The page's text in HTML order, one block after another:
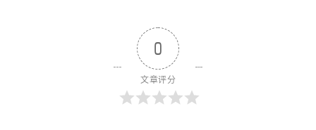
0
文章评分